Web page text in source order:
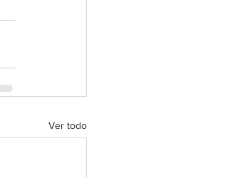
Ver todo